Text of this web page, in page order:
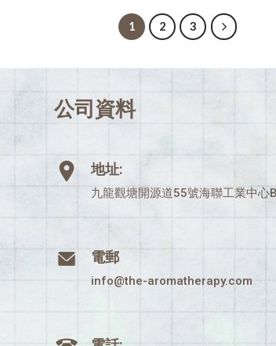
1 2 3
公司資料
地址:
九龍觀塘開源道55號海聯工業中心
電郵
info@the-aromatherapy.com